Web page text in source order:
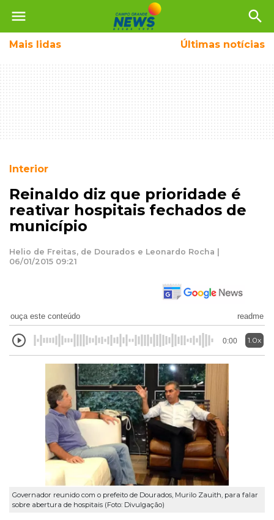
menu search
Mais lidas Últimas notícias
Interior
Reinaldo diz que prioridade é
reativar hospitais fechados de
município
Helio de Freitas, de Dourados e Leonardo Rocha |
06/01/2015 09:21
ouça este conteúdo readme
0:00 1.0x
Governador reunido com o prefeito de Dourados, Murilo Zauith, para falar
sobre abertura de hospitais (Foto: Divulgação)